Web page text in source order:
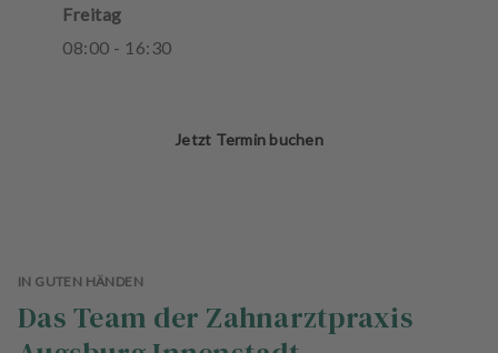
Freitag
08:00 - 16:30
Jetzt Termin buchen
IN GUTEN HÄNDEN
Das Team der Zahnarztpraxis